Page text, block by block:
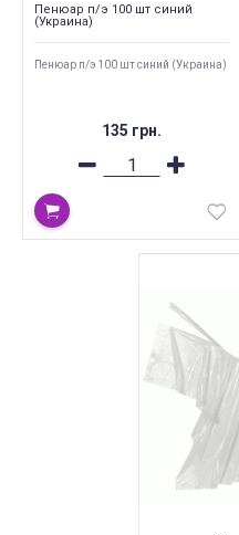
Пенюар п/э 100 шт синий
(Украина)
Пенюар п/э 100 шт синий (Украина)
135 грн.